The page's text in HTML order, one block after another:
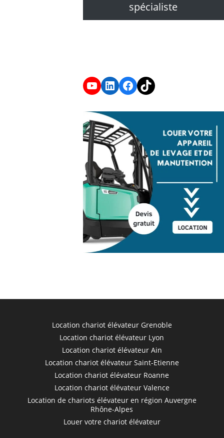
spécialiste
YouTube
LinkedIn
Facebook
TikTok
Location chariot élévateur Grenoble
Location chariot élévateur Lyon
Location chariot élévateur Ain
Location chariot élévateur Saint-Etienne
Location chariot élévateur Roanne
Location chariot élévateur Valence
Location de chariots élévateur en région Auvergne
Rhône-Alpes
Louer votre chariot élévateur